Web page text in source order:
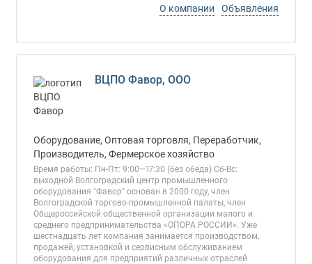
О компании
Объявления
ВЦПО Фавор, ООО
Оборудование, Оптовая торговля, Переработчик,
Производитель, Фермерское хозяйство
Время работы: Пн-Пт: 9:00—17:30 (без обеда) Сб-Вс:
выходной Волгоградский центр промышленного
оборудования "Фавор" основан в 2000 году, член
Волгоградской торгово-промышленной палаты, член
Общероссийской общественной организации малого и
среднего предпринимательства «ОПОРА РОССИИ». Уже
шестнадцать лет компания занимается производством,
продажей, установкой и сервисным обслуживанием
оборудования для предприятий различных отраслей